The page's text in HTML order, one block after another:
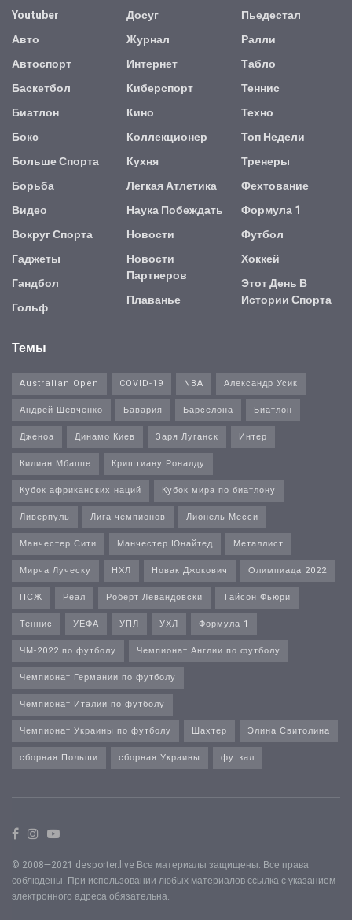
Youtuber
Авто
Автоспорт
Баскетбол
Биатлон
Бокс
Больше Спорта
Борьба
Видео
Вокруг Спорта
Гаджеты
Гандбол
Гольф
Досуг
Журнал
Интернет
Киберспорт
Кино
Коллекционер
Кухня
Легкая Атлетика
Наука Побеждать
Новости
Новости
Партнеров
Плаванье
Пьедестал
Ралли
Табло
Теннис
Техно
Топ Недели
Тренеры
Фехтование
Формула 1
Футбол
Хоккей
Этот День В
Истории Спорта
Темы
Australian Open COVID-19 NBA
Александр Усик
Андрей Шевченко
Бавария Барселона
Биатлон
Дженоа
Динамо Киев Заря Луганск
Интер
Килиан Мбаппе
Криштиану Роналду
Кубок африканских наций
Кубок мира по биатлону
Ливерпуль
Лига чемпионов
Лионель Месси
Манчестер Сити
Манчестер Юнайтед
Металлист
Мирча Луческу
НХЛ Новак Джокович
Олимпиада 2022
ПСЖ
Реал Роберт Левандовски
Тайсон Фьюри
Теннис
УЕФА УПЛ УХЛ
Формула-1
ЧМ-2022 по футболу
Чемпионат Англии по футболу
Чемпионат Германии по футболу
Чемпионат Италии по футболу
Чемпионат Украины по футболу
Шахтер
Элина Свитолина
сборная Польши
сборная Украины футзал
© 2008—2021 desporter.live Все материалы защищены. Все права
соблюдены. При использовании любых материалов ссылка с указанием
электронного адреса обязательна.